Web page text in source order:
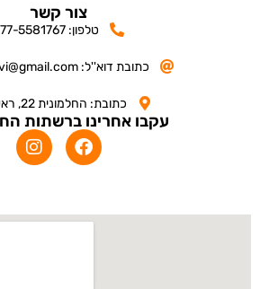
צור קשר
טלפון: 077-5581767
כתובת דוא''ל: kelevkilvavi@gmail.com
כתובת: החלמונית 22, ראשון לציון
עקבו אחרינו ברשתות